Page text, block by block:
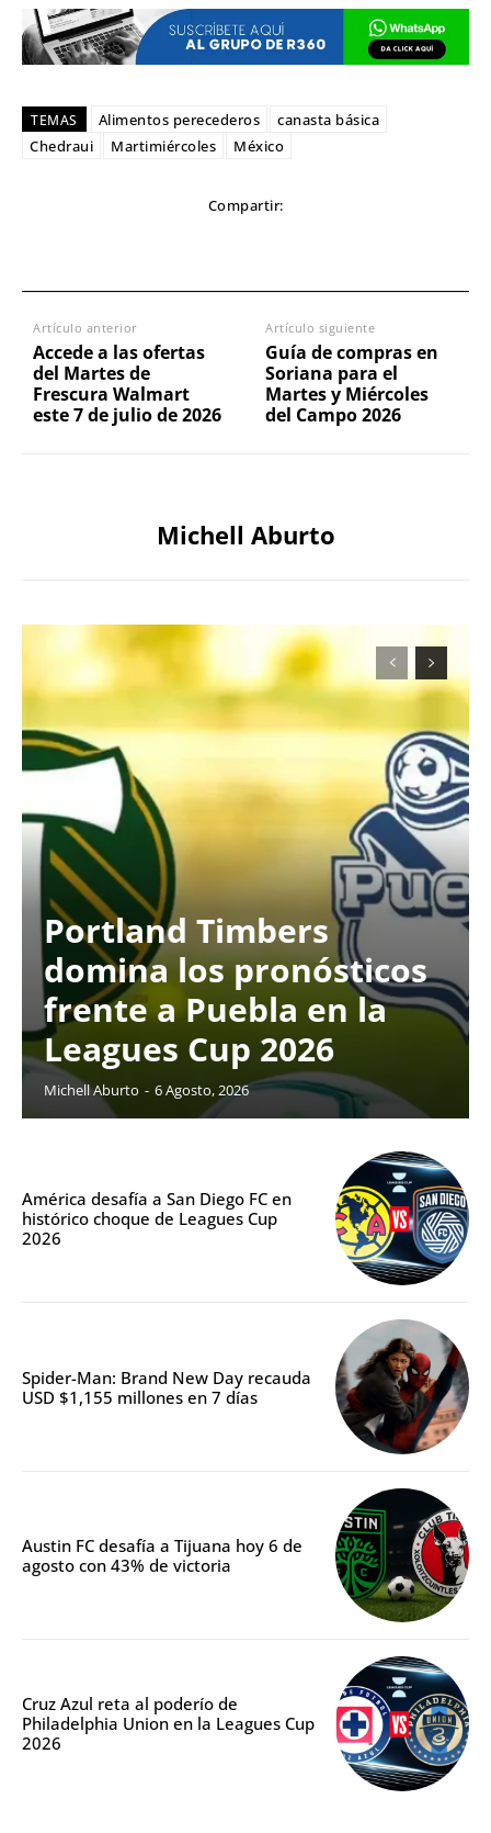
TEMAS Alimentos perecederos
canasta básica
Chedraui
Martimiércoles México
Compartir:
Artículo anterior
Accede a las ofertas
del Martes de
Frescura Walmart
este 7 de julio de 2026
Artículo siguiente
Guía de compras en
Soriana para el
Martes y Miércoles
del Campo 2026
Michell Aburto
Portland Timbers
domina los pronósticos
frente a Puebla en la
Leagues Cup 2026
Michell Aburto - 6 Agosto, 2026
América desafía a San Diego FC en
histórico choque de Leagues Cup
2026
Spider-Man: Brand New Day recauda
USD $1,155 millones en 7 días
Austin FC desafía a Tijuana hoy 6 de
agosto con 43% de victoria
Cruz Azul reta al poderío de
Philadelphia Union en la Leagues Cup
2026